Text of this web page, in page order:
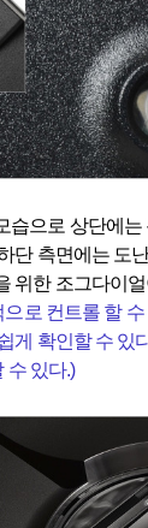
습으로 상단에
단 측면에는 도
위한 조그다이
으로 컨트롤 할
게 확인할 수 있
수 있다.)